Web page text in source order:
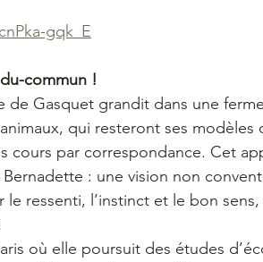
gqk_E
commun !
de Gasquet grandit dans une
qui resteront ses modèles
cours par correspondance. Cet
: une vision non
ressenti, l’instinct et le bon
où elle poursuit des études